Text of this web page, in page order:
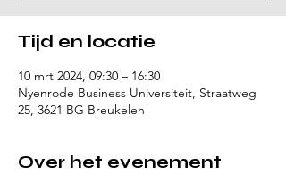
Tijd en locatie
10 mrt 2024, 09:30 – 16:30
Nyenrode Business Universiteit, Straatweg
25, 3621 BG Breukelen
Over het evenement